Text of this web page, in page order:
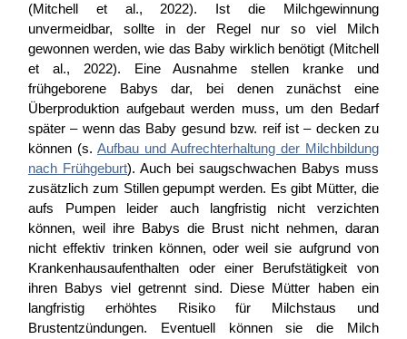
(Mitchell et al., 2022). Ist die Milchgewinnung
unvermeidbar, sollte in der Regel nur so viel Milch
gewonnen werden, wie das Baby wirklich benötigt (Mitchell
et al., 2022). Eine Ausnahme stellen kranke und
frühgeborene Babys dar, bei denen zunächst eine
Überproduktion aufgebaut werden muss, um den Bedarf
später – wenn das Baby gesund bzw. reif ist – decken zu
können (s.Aufbau und Aufrechterhaltung der Milchbildung
nach Frühgeburt). Auch bei saugschwachen Babys muss
zusätzlich zum Stillen gepumpt werden. Es gibt Mütter, die
aufs Pumpen leider auch langfristig nicht verzichten
können, weil ihre Babys die Brust nicht nehmen, daran
nicht effektiv trinken können, oder weil sie aufgrund von
Krankenhausaufenthalten oder einer Berufstätigkeit von
ihren Babys viel getrennt sind. Diese Mütter haben ein
langfristig erhöhtes Risiko für Milchstaus und
Brustentzündungen. Eventuell können sie die Milch